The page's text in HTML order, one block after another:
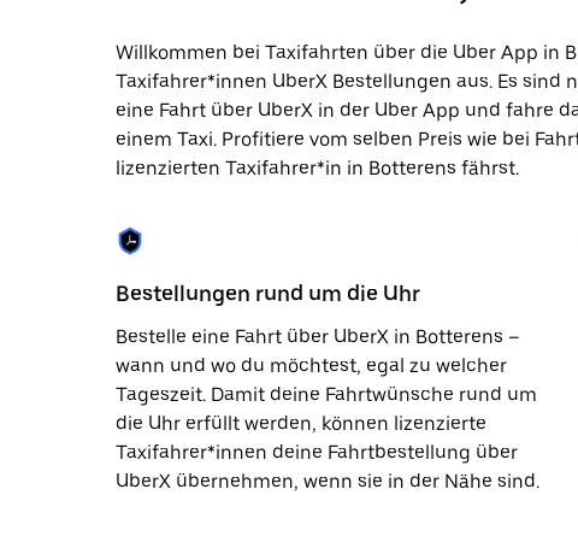
Drücke
die
Escape-
um
den
schließen.
Willkommen bei Taxifahrten über die Uber App in
Taxifahrer*innen UberX Bestellungen aus. Es
eine Fahrt über UberX in der Uber App und fahre
einem Taxi. Profitiere vom selben Preis wie bei
lizenzierten Taxifahrer*in in Botterens fährst.
Bestellungen rund um die Uhr
Bestelle eine Fahrt über UberX in Botterens –
wann und wo du möchtest, egal zu welcher
Tageszeit. Damit deine Fahrtwünsche rund um
die Uhr erfüllt werden, können lizenzierte
Taxifahrer*innen deine Fahrtbestellung über
UberX übernehmen, wenn sie in der Nähe sind.